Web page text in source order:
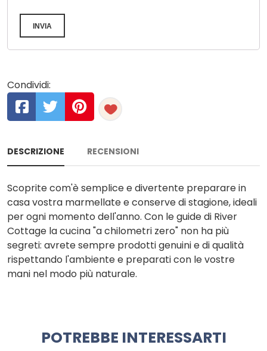
INVIA
Condividi:
DESCRIZIONE RECENSIONI
Scoprite com'è semplice e divertente preparare in
casa vostra marmellate e conserve di stagione, ideali
per ogni momento dell'anno. Con le guide di River
Cottage la cucina "a chilometri zero" non ha più
segreti: avrete sempre prodotti genuini e di qualità
rispettando l'ambiente e preparati con le vostre
mani nel modo più naturale.
POTREBBE INTERESSARTI